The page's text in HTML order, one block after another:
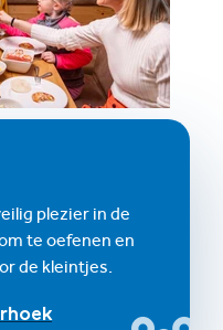
plezier in de
te oefenen en
de kleintjes.